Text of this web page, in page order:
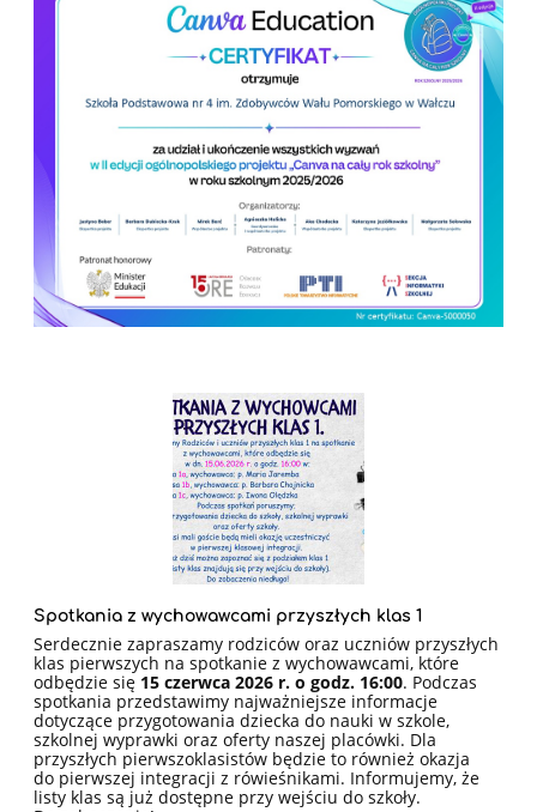
Spotkania z wychowawcami przyszłych klas 1
Serdecznie zapraszamy rodziców oraz uczniów przyszłych
klas pierwszych na spotkanie z wychowawcami, które
odbędzie się 15 czerwca 2026 r. o godz. 16:00. Podczas
spotkania przedstawimy najważniejsze informacje
dotyczące przygotowania dziecka do nauki w szkole,
szkolnej wyprawki oraz oferty naszej placówki. Dla
przyszłych pierwszoklasistów będzie to również okazja
do pierwszej integracji z rówieśnikami. Informujemy, że
listy klas są już dostępne przy wejściu do szkoły.